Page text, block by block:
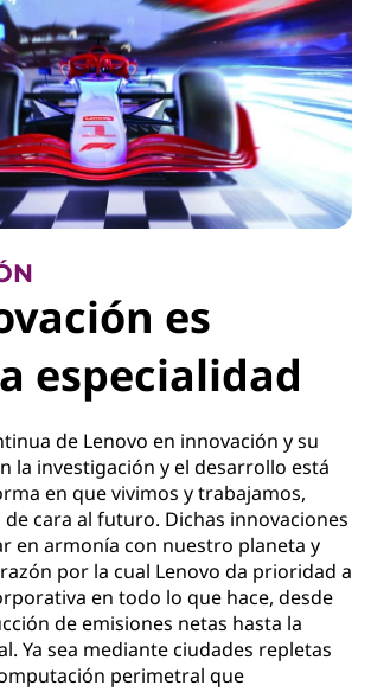
es
especialidad
de Lenovo en innovación y su
la investigación y el desarrollo está
en que vivimos y trabajamos,
cara al futuro. Dichas innovaciones
en armonía con nuestro planeta y
por la cual Lenovo da prioridad a
en todo lo que hace, desde
de emisiones netas hasta la
Ya sea mediante ciudades repletas
perimetral que